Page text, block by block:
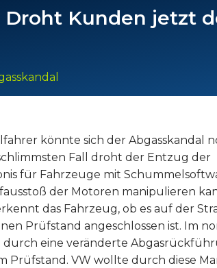
Droht Kunden jetzt
könnte sich der Abgasskandal
Fall droht der Entzug der
für Fahrzeuge mit
der Motoren manipulieren
das Fahrzeug, ob es auf der
Prüfstand angeschlossen ist. Im
eine veränderte
Prüfstand. VW wollte durch diese